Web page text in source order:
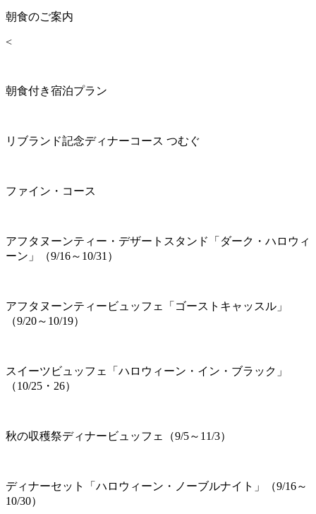
朝食のご案内
<
朝食付き宿泊プラン
リブランド記念ディナーコース つむぐ
ファイン・コース
アフタヌーンティー・デザートスタンド「ダーク・ハロウィ
ーン」（9/16～10/31）
アフタヌーンティービュッフェ「ゴーストキャッスル」
（9/20～10/19）
スイーツビュッフェ「ハロウィーン・イン・ブラック」
（10/25・26）
秋の収穫祭ディナービュッフェ（9/5～11/3）
ディナーセット「ハロウィーン・ノーブルナイト」（9/16～
10/30）